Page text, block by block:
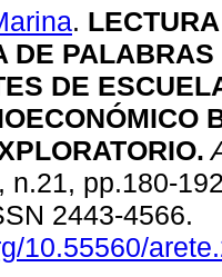
.
DE PALABRAS
DE
n.21, pp.180-
2443-4566.
10.55560/